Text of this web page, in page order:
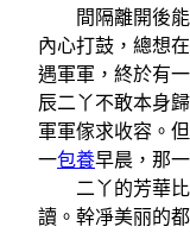
間隔離開後能
內心打鼓，總想
遇軍軍，終於有
辰二丫不敢本身
軍軍傢求收容。
一包養早晨，那
二丫的芳華比
讀。幹凈美丽的